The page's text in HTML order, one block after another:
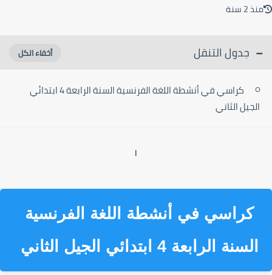
2 سنة
جدول التنقل
كراسي في أنشطة اللغة الفرنسية السنة الرابعة 4 ابتدائي
الجيل الثاني
كراسي في أنشطة اللغة الفرنسية
السنة الرابعة 4 ابتدائي الجيل الثاني